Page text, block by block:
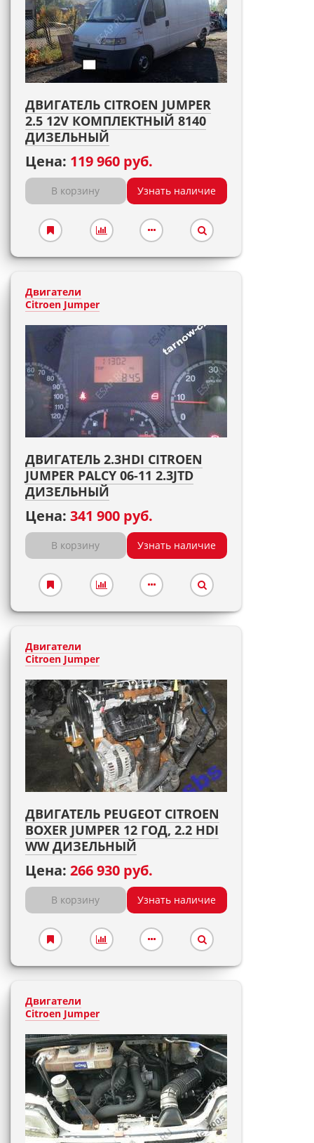
ДВИГАТЕЛЬ CITROEN JUMPER
2.5 12V КОМПЛЕКТНЫЙ 8140
ДИЗЕЛЬНЫЙ
Цена: 119 960 руб.
В корзину Узнать наличие
Двигатели
Citroen Jumper
ДВИГАТЕЛЬ 2.3HDI CITROEN
JUMPER PALCY 06-11 2.3JTD
ДИЗЕЛЬНЫЙ
Цена: 341 900 руб.
В корзину Узнать наличие
Двигатели
Citroen Jumper
ДВИГАТЕЛЬ PEUGEOT CITROEN
BOXER JUMPER 12 ГОД, 2.2 HDI
WW ДИЗЕЛЬНЫЙ
Цена: 266 930 руб.
В корзину Узнать наличие
Двигатели
Citroen Jumper